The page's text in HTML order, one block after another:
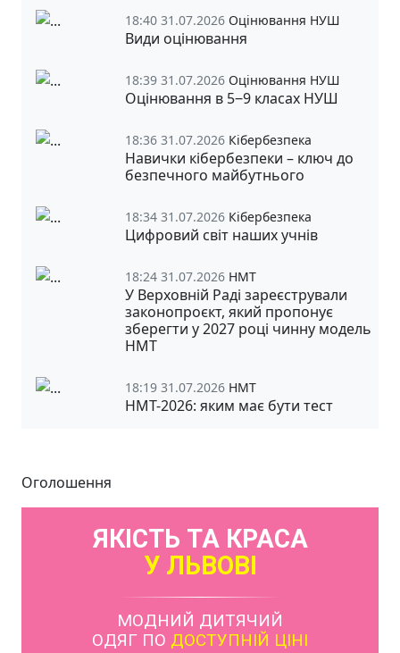
18:40 31.07.2026 Оцінювання НУШ
Види оцінювання
18:39 31.07.2026 Оцінювання НУШ
Оцінювання в 5‒9 класах НУШ
18:36 31.07.2026 Кібербезпека
Навички кібербезпеки – ключ до
безпечного майбутнього
18:34 31.07.2026 Кібербезпека
Цифровий світ наших учнів
18:24 31.07.2026 НМТ
У Верховній Раді зареєстрували
законопроєкт, який пропонує
зберегти у 2027 році чинну модель
НМТ
18:19 31.07.2026 НМТ
НМТ-2026: яким має бути тест
Оголошення
ЯКІСТЬ ТА КРАСА
У ЛЬВОВІ
МОДНИЙ ДИТЯЧИЙ
ОДЯГ ПО ДОСТУПНІЙ ЦІНІ